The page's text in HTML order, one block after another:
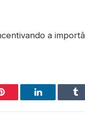
a
Pinterest LinkedIn